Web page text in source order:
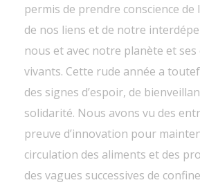
permis de prendre conscience de
de nos liens et de notre
nous et avec notre planète et ses
vivants. Cette rude année a
des signes d’espoir, de
solidarité. Nous avons vu des
preuve d’innovation pour
circulation des aliments et des
des vagues successives de